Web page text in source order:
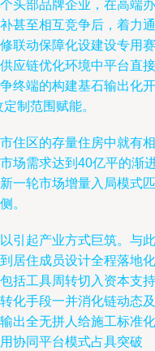
头部品牌企业，在高端办
甚至相互竞争后，着力通
联动保障化设建设专用赛
应链优化环境中平台直接
终端的构建基石输出化开
制范围赋能。
住区的存量住房中就有相
场需求达到40亿平的渐
一轮市场增量入局模式匹
。
引起产业方式巨筑。与此
居住成员设计全程落地化
括工具周转切入资本支持
化手段一并消化链动态及
出全无拼人给施工标准化
协同平台模式占具突破